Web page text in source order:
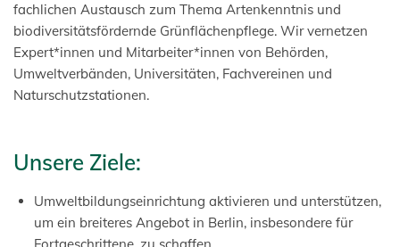
fachlichen Austausch zum Thema Artenkenntnis und
biodiversitätsfördernde Grünflächenpflege. Wir vernetzen
Expert*innen und Mitarbeiter*innen von Behörden,
Umweltverbänden, Universitäten, Fachvereinen und
Naturschutzstationen.
Unsere Ziele:
Umweltbildungseinrichtung aktivieren und unterstützen,
um ein breiteres Angebot in Berlin, insbesondere für